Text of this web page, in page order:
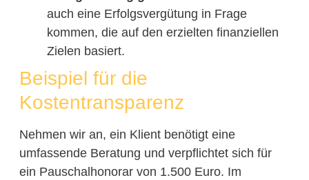
auch eine Erfolgsvergütung in Frage
kommen, die auf den erzielten finanziellen
Zielen basiert.
Beispiel für die
Kostentransparenz
Nehmen wir an, ein Klient benötigt eine
umfassende Beratung und verpflichtet sich für
ein Pauschalhonorar von 1.500 Euro. Im